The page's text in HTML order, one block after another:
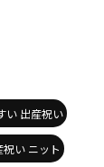
い 出産祝い
い ニット